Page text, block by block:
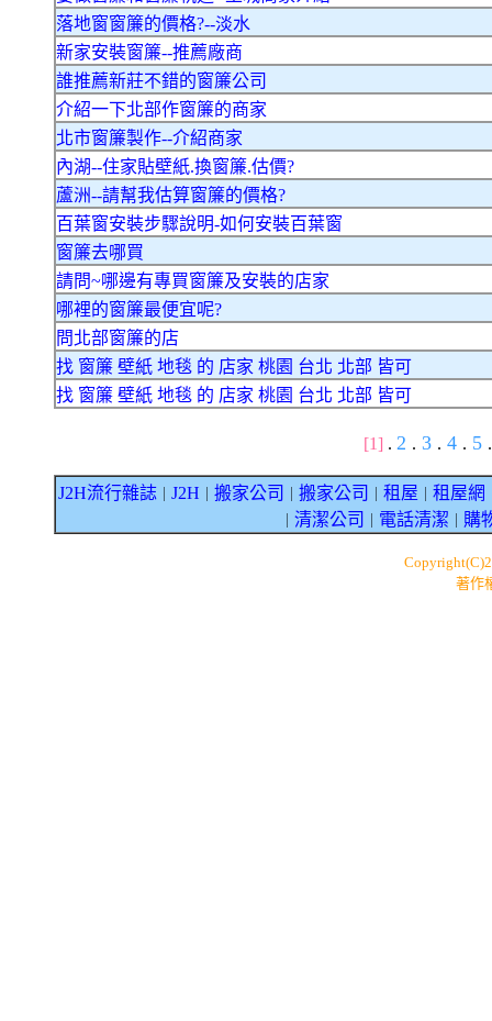
落地窗窗簾的價格?--淡水
新家安裝窗簾--推薦廠商
誰推薦新莊不錯的窗簾公司
介紹一下北部作窗簾的商家
北市窗簾製作--介紹商家
內湖--住家貼壁紙.換窗簾.估價?
蘆洲--請幫我估算窗簾的價格?
百葉窗安裝步驟說明-如何安裝百葉窗
窗簾去哪買
請問~哪邊有專買窗簾及安裝的店家
哪裡的窗簾最便宜呢?
問北部窗簾的店
找 窗簾 壁紙 地毯 的 店家 桃園 台北 北部 皆可
找 窗簾 壁紙 地毯 的 店家 桃園 台北 北部 皆可
[1] . 2 . 3 . 4 . 5 .
J2H流行雜誌 J2H 搬家公司 搬家公司 租屋 租屋網
清潔公司 電話清潔 購
著作